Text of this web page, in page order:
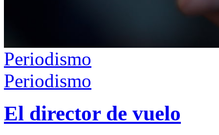
Periodismo
Periodismo
El director de vuelo